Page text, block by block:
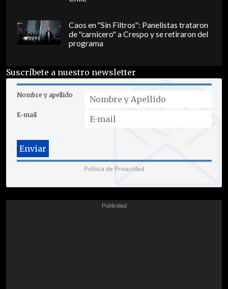
3991
Caos en "Sin Filtros": Panelistas trataron
de "carnicero" a Crespo y se retiraron del
programa
Suscríbete a nuestro newsletter
Nombre y apellido
E-mail
Política de Privacidad